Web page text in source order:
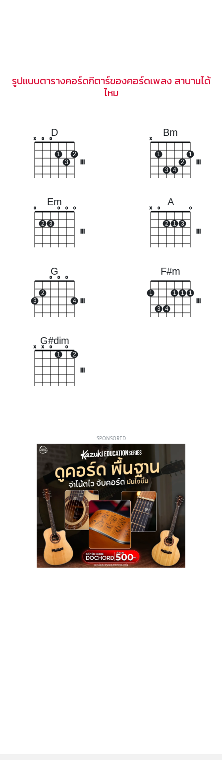
รูปแบบตารางคอร์ดกีตาร์ของคอร์ดเพลง สาบานได้
ไหม
D
x o o
1
3
2
Bm
x
1
3 4
2
1
Em
o
2 3
o o o
A
x o
2 1 3
o
G
3
2
o o o
4
F#m
1
3 4
1 1 1
G#dim
x x o
1
o
2
SPONSORED